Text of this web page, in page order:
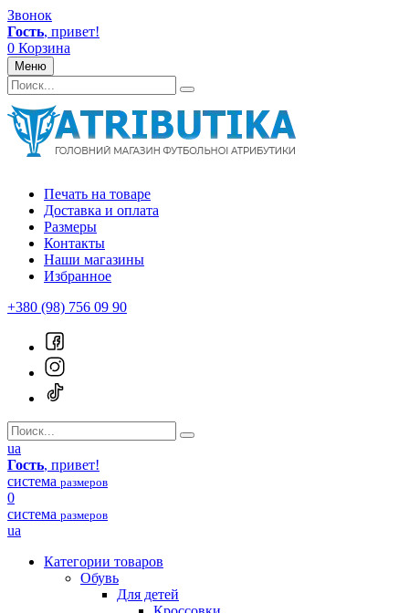
Звонок
Гость, привет!
0 Корзина
Меню
Печать на товаре
Доставка и оплата
Размеры
Контакты
Наши магазины
Избранное
+380 (98) 756 09 90
ua
Гость, привет!
система размеров
0
система размеров
ua
Категории товаров
Обувь
Для детей